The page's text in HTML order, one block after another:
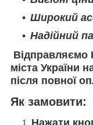
Широкий
Надійний
Відправляємо
міста України
після повної
Як замовити: